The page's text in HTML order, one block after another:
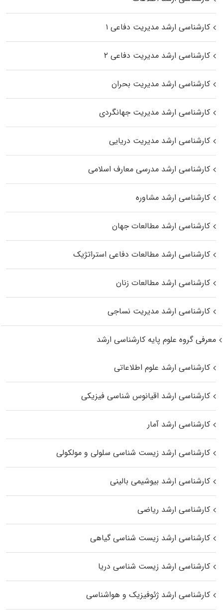
کارشناسی ارشد مدیریت دفاعی ۱
کارشناسی ارشد مدیریت دفاعی ۲
کارشناسی ارشد مدیریت بحران
کارشناسی ارشد مدیریت جهانگردی
کارشناسی ارشد مدیریت دریایی
کارشناسی ارشد مدرسی معارف اسلامی
کارشناسی ارشد مشاوره
کارشناسی ارشد مطالعات جهان
کارشناسی ارشد مطالعات دفاعی استراتژیک
کارشناسی ارشد مطالعات زنان
کارشناسی ارشد مدیریت نساجی
معرفی گروه علوم پایه کارشناسی ارشد
کارشناسی ارشد علوم اطلاعاتی
کارشناسی ارشد اقیانوس‌ شناسی فیزیکی
کارشناسی ارشد آمار
کارشناسی ارشد زیست شناسی سلولی و مولکولی
کارشناسی ارشد بیوشیمی بالینی
کارشناسی ارشد ریاضی
کارشناسی ارشد زیست‌ شناسی گیاهی
کارشناسی ارشد زیست‌ شناسی دریا
کارشناسی ارشد ژئوفیزیک و هواشناسی